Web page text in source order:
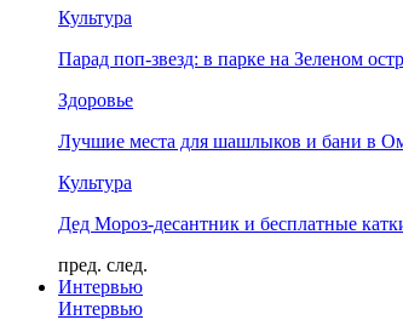
Культура
Парад поп-звезд: в парке на Зеленом
Здоровье
Лучшие места для шашлыков и бани в
Культура
Дед Мороз-десантник и бесплатные
пред. след.
Интервью
Интервью